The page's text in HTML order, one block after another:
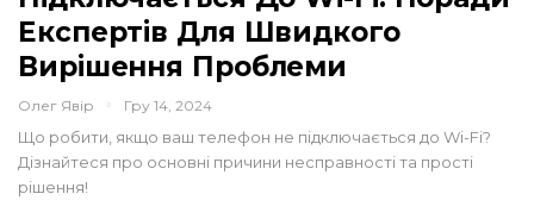
Експертів Для Швидкого
Вирішення Проблеми
Олег Явір Гру 14, 2024
Що робити, якщо ваш телефон не підключається до Wi-Fi?
Дізнайтеся про основні причини несправності та прості
рішення!